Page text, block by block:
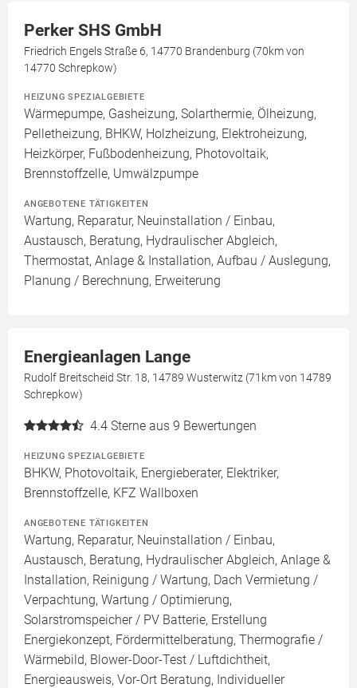
Perker SHS GmbH
Friedrich Engels Straße 6, 14770 Brandenburg (70km von
14770 Schrepkow)
HEIZUNG SPEZIALGEBIETE
Wärmepumpe, Gasheizung, Solarthermie, Ölheizung,
Pelletheizung, BHKW, Holzheizung, Elektroheizung,
Heizkörper, Fußbodenheizung, Photovoltaik,
Brennstoffzelle, Umwälzpumpe
ANGEBOTENE TÄTIGKEITEN
Wartung, Reparatur, Neuinstallation / Einbau,
Austausch, Beratung, Hydraulischer Abgleich,
Thermostat, Anlage & Installation, Aufbau / Auslegung,
Planung / Berechnung, Erweiterung
Energieanlagen Lange
Rudolf Breitscheid Str. 18, 14789 Wusterwitz (71km von 14789
Schrepkow)
4.4 Sterne aus 9 Bewertungen
HEIZUNG SPEZIALGEBIETE
BHKW, Photovoltaik, Energieberater, Elektriker,
Brennstoffzelle, KFZ Wallboxen
ANGEBOTENE TÄTIGKEITEN
Wartung, Reparatur, Neuinstallation / Einbau,
Austausch, Beratung, Hydraulischer Abgleich, Anlage &
Installation, Reinigung / Wartung, Dach Vermietung /
Verpachtung, Wartung / Optimierung,
Solarstromspeicher / PV Batterie, Erstellung
Energiekonzept, Fördermittelberatung, Thermografie /
Wärmebild, Blower-Door-Test / Luftdichtheit,
Energieausweis, Vor-Ort Beratung, Individueller